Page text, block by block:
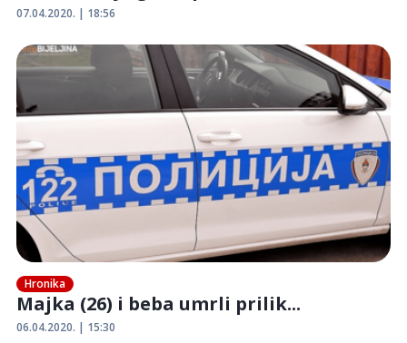
07.04.2020. | 18:56
Hronika
Majka (26) i beba umrli prilik...
06.04.2020. | 15:30